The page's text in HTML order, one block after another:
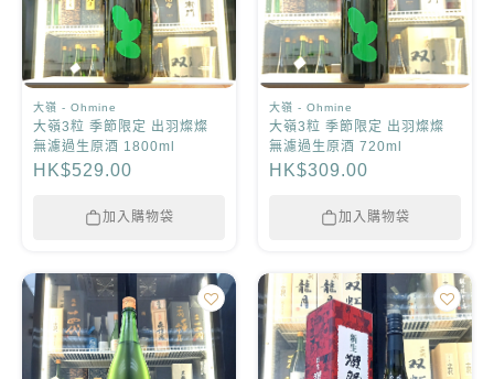
大嶺 - Ohmine
大嶺3粒 季節限定 出羽燦燦
無濾過生原酒 1800ml
HK$529.00
加入購物袋
大嶺 - Ohmine
大嶺3粒 季節限定 出羽燦燦
無濾過生原酒 720ml
HK$309.00
加入購物袋